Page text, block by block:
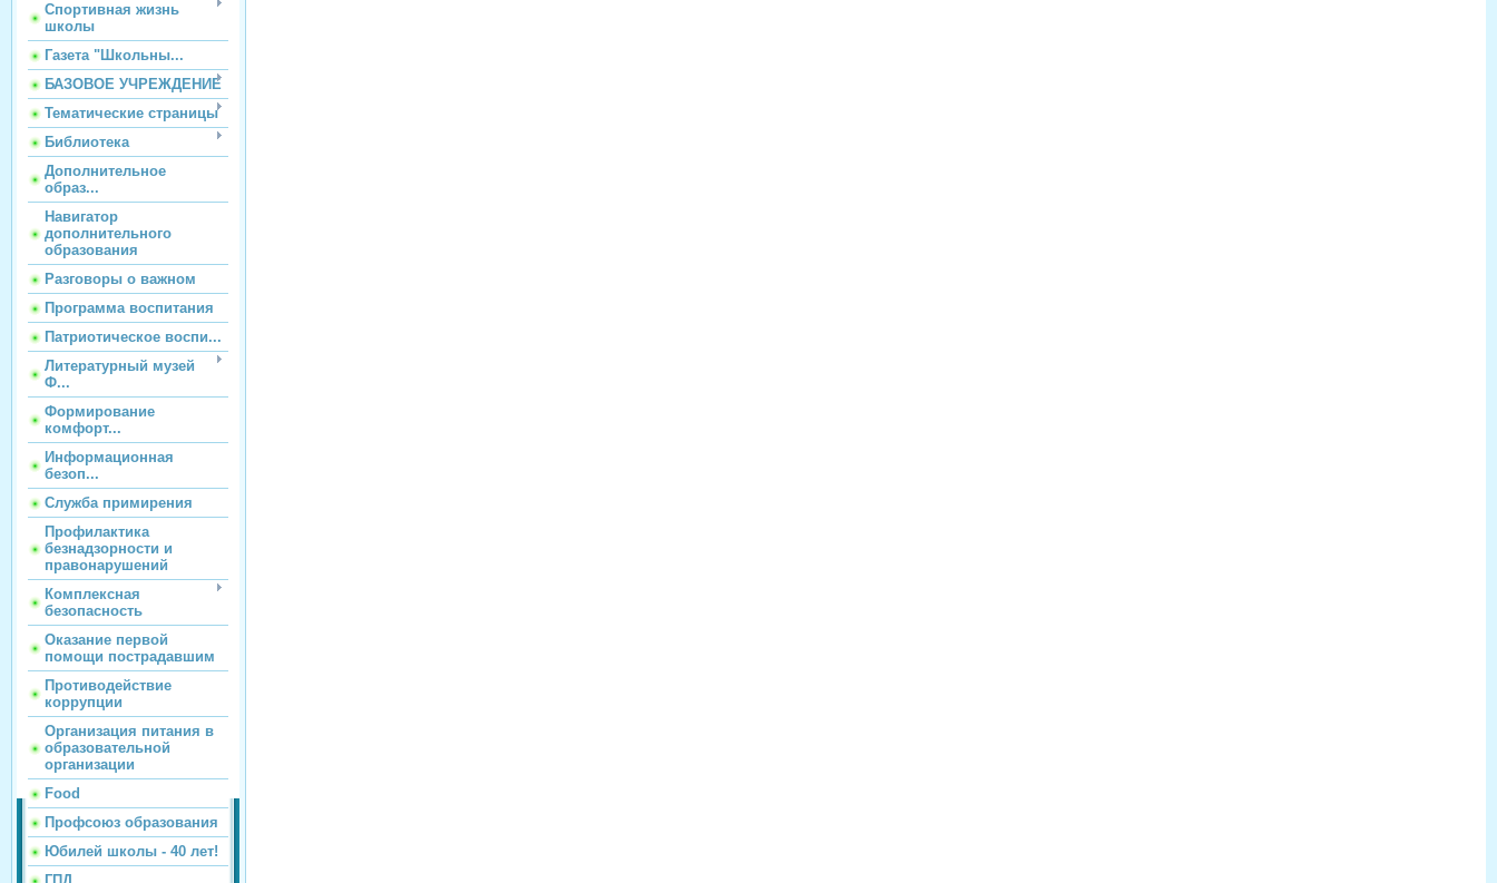
Спортивная жизнь
школы
Газета "Школьны...
БАЗОВОЕ УЧРЕЖДЕНИЕ
Тематические страницы
Библиотека
Дополнительное
образ...
Навигатор
дополнительного
образования
Разговоры о важном
Программа воспитания
Патриотическое воспи...
Литературный музей
Ф...
Формирование
комфорт...
Информационная
безоп...
Служба примирения
Профилактика
безнадзорности и
правонарушений
Комплексная
безопасность
Оказание первой
помощи пострадавшим
Противодействие
коррупции
Организация питания в
образовательной
организации
Food
Профсоюз образования
Юбилей школы - 40 лет!